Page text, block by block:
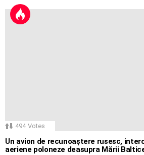
494 Votes
Un avion de recunoaștere rusesc,
aeriene poloneze deasupra Mării